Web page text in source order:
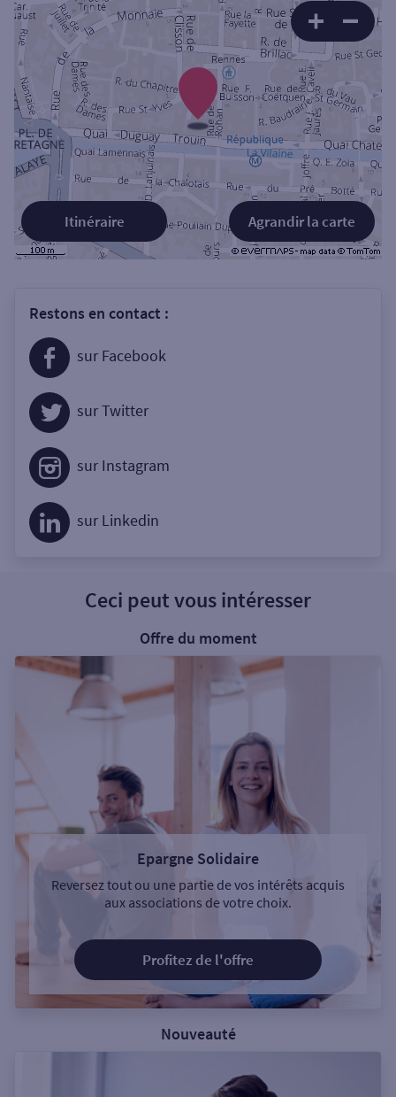
Agrandir la carte
Itinéraire
Restons en contact :
sur Facebook
sur Twitter
sur Instagram
sur Linkedin
Ceci peut vous intéresser
Offre du moment
Epargne Solidaire
Reversez tout ou une partie de vos intérêts acquis
aux associations de votre choix.
Profitez de l'offre
Nouveauté